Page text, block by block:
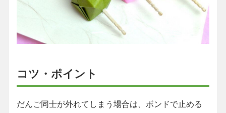
コツ・ポイント
だんご同士が外れてしまう場合は、ボンドで止める